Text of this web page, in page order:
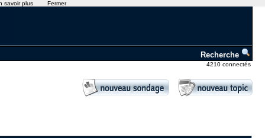
Recherche
4210 connectés
savoir plus Fermer